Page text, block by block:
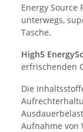
Energy
unterwegs,
Tasche.
High5
erfrischenden
Die
Aufnahme von